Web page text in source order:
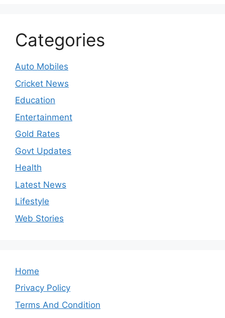
Categories
Auto Mobiles
Cricket News
Education
Entertainment
Gold Rates
Govt Updates
Health
Latest News
Lifestyle
Web Stories
Home
Privacy Policy
Terms And Condition